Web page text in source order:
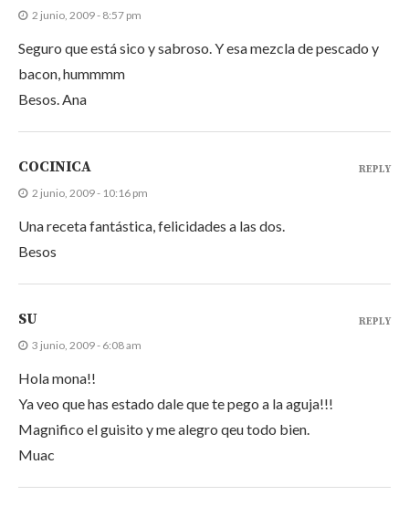
2 junio, 2009 - 8:57 pm
Seguro que está sico y sabroso. Y esa mezcla de pescado y
bacon, hummmm
Besos. Ana
COCINICA
2 junio, 2009 - 10:16 pm
Una receta fantástica, felicidades a las dos.
Besos
REPLY
SU
3 junio, 2009 - 6:08 am
Hola mona!!
Ya veo que has estado dale que te pego a la aguja!!!
Magnifico el guisito y me alegro qeu todo bien.
Muac
REPLY